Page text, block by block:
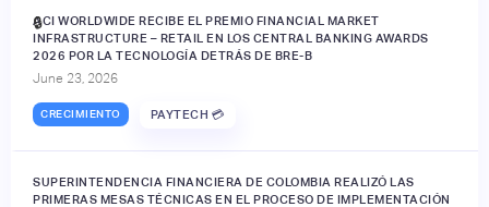
ACI WORLDWIDE RECIBE EL PREMIO FINANCIAL MARKET
INFRASTRUCTURE – RETAIL EN LOS CENTRAL BANKING AWARDS
2026 POR LA TECNOLOGÍA DETRÁS DE BRE-B
June 23, 2026
CRECIMIENTO PAYTECH 💳
🔒
SUPERINTENDENCIA FINANCIERA DE COLOMBIA REALIZÓ LAS
PRIMERAS MESAS TÉCNICAS EN EL PROCESO DE IMPLEMENTACIÓN